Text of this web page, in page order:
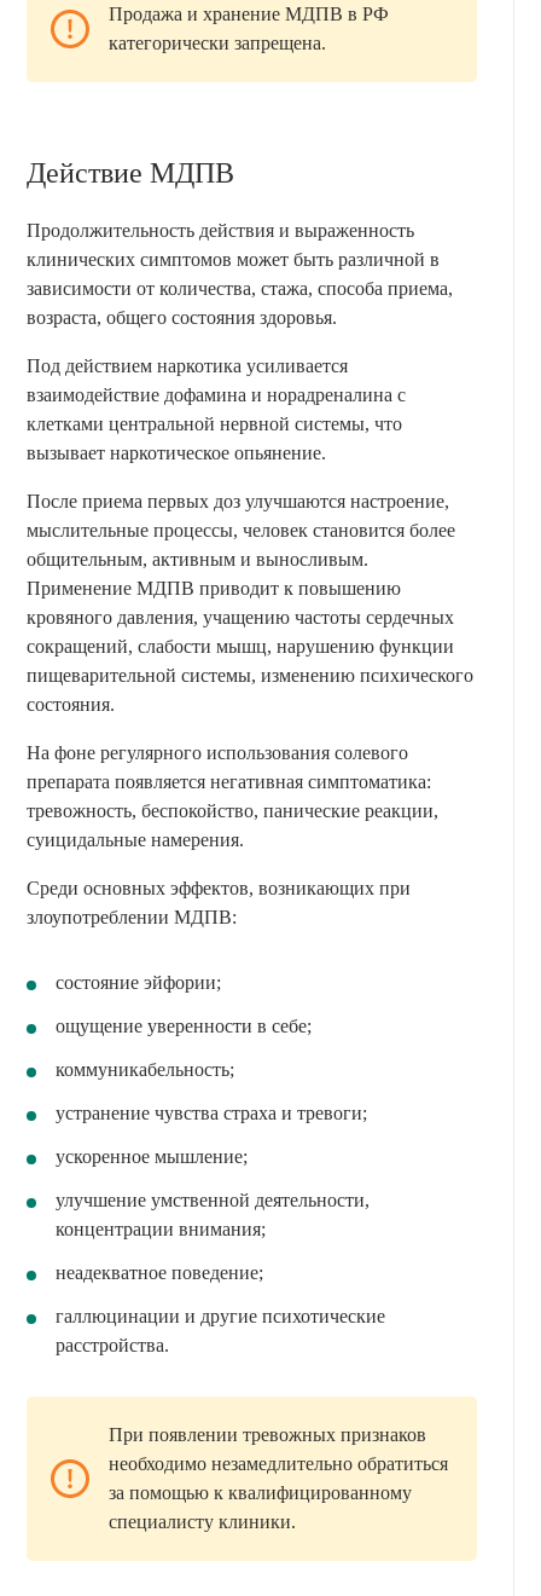
Продажа и хранение МДПВ в РФ
категорически запрещена.
Действие МДПВ
Продолжительность действия и выраженность
клинических симптомов может быть различной в
зависимости от количества, стажа, способа приема,
возраста, общего состояния здоровья.
Под действием наркотика усиливается
взаимодействие дофамина и норадреналина с
клетками центральной нервной системы, что
вызывает наркотическое опьянение.
После приема первых доз улучшаются настроение,
мыслительные процессы, человек становится более
общительным, активным и выносливым.
Применение МДПВ приводит к повышению
кровяного давления, учащению частоты сердечных
сокращений, слабости мышц, нарушению функции
пищеварительной системы, изменению психического
состояния.
На фоне регулярного использования солевого
препарата появляется негативная симптоматика:
тревожность, беспокойство, панические реакции,
суицидальные намерения.
Среди основных эффектов, возникающих при
злоупотреблении МДПВ:
состояние эйфории;
ощущение уверенности в себе;
коммуникабельность;
устранение чувства страха и тревоги;
ускоренное мышление;
улучшение умственной деятельности,
концентрации внимания;
неадекватное поведение;
галлюцинации и другие психотические
расстройства.
При появлении тревожных признаков
необходимо незамедлительно обратиться
за помощью к квалифицированному
специалисту клиники.